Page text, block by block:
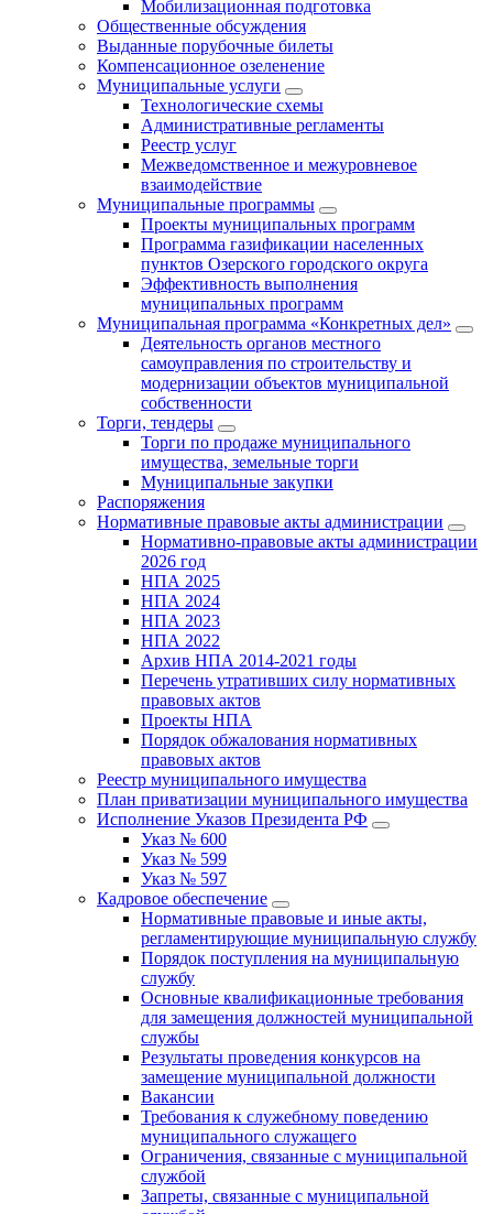
Мобилизационная подготовка
Общественные обсуждения
Выданные порубочные билеты
Компенсационное озеленение
Муниципальные услуги
Технологические схемы
Административные регламенты
Реестр услуг
Межведомственное и межуровневое
взаимодействие
Муниципальные программы
Проекты муниципальных программ
Программа газификации населенных
пунктов Озерского городского округа
Эффективность выполнения
муниципальных программ
Муниципальная программа «Конкретных дел»
Деятельность органов местного
самоуправления по строительству и
модернизации объектов муниципальной
собственности
Торги, тендеры
Торги по продаже муниципального
имущества, земельные торги
Муниципальные закупки
Распоряжения
Нормативные правовые акты администрации
Нормативно-правовые акты администрации
2026 год
НПА 2025
НПА 2024
НПА 2023
НПА 2022
Архив НПА 2014-2021 годы
Перечень утративших силу нормативных
правовых актов
Проекты НПА
Порядок обжалования нормативных
правовых актов
Реестр муниципального имущества
План приватизации муниципального имущества
Исполнение Указов Президента РФ
Указ № 600
Указ № 599
Указ № 597
Кадровое обеспечение
Нормативные правовые и иные акты,
регламентирующие муниципальную службу
Порядок поступления на муниципальную
службу
Основные квалификационные требования
для замещения должностей муниципальной
службы
Результаты проведения конкурсов на
замещение муниципальной должности
Вакансии
Требования к служебному поведению
муниципального служащего
Ограничения, связанные с муниципальной
службой
Запреты, связанные с муниципальной